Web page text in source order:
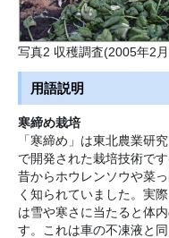
写真2 収穫調査(2005年2
用語説明
寒締め栽培
「寒締め」は東北農業研
で開発された栽培技術で
昔からホウレンソウや菜
く知られていました。実
は雪や寒さに当たると体
す。これは車の不凍液と